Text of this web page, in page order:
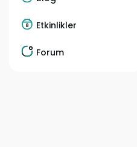
Etkinlikler
Forum